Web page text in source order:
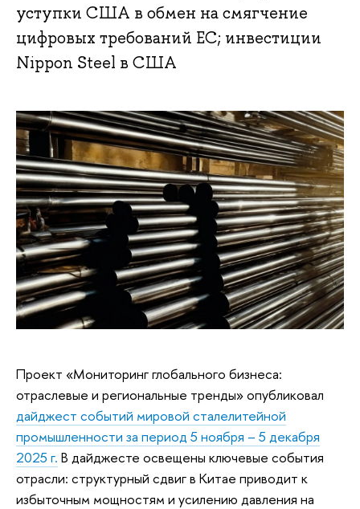
уступки США в обмен на смягчение
цифровых требований ЕС; инвестиции
Nippon Steel в США
Проект «Мониторинг глобального бизнеса:
отраслевые и региональные тренды» опубликовал
дайджест событий мировой сталелитейной
промышленности за период 5 ноября – 5 декабря
2025 г. В дайджесте освещены ключевые события
отрасли: структурный сдвиг в Китае приводит к
избыточным мощностям и усилению давления на